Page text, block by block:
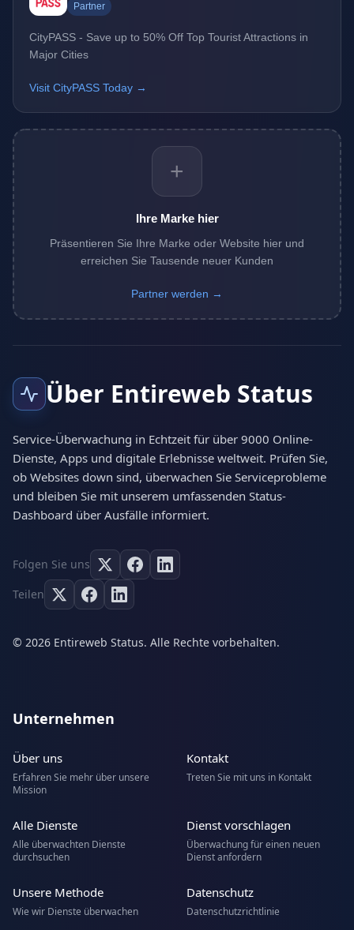
Partner
CityPASS - Save up to 50% Off Top Tourist Attractions in
Major Cities
Visit CityPASS Today →
+
Ihre Marke hier
Präsentieren Sie Ihre Marke oder Website hier und
erreichen Sie Tausende neuer Kunden
Partner werden →
Über Entireweb Status
Service-Überwachung in Echtzeit für über 9000 Online-
Dienste, Apps und digitale Erlebnisse weltweit. Prüfen Sie,
ob Websites down sind, überwachen Sie Serviceprobleme
und bleiben Sie mit unserem umfassenden Status-
Dashboard über Ausfälle informiert.
Folgen Sie uns
Teilen
© 2026 Entireweb Status. Alle Rechte vorbehalten.
Unternehmen
Über uns
Erfahren Sie mehr über unsere
Mission
Kontakt
Treten Sie mit uns in Kontakt
Alle Dienste
Alle überwachten Dienste
durchsuchen
Dienst vorschlagen
Überwachung für einen neuen
Dienst anfordern
Unsere Methode
Wie wir Dienste überwachen
Datenschutz
Datenschutzrichtlinie